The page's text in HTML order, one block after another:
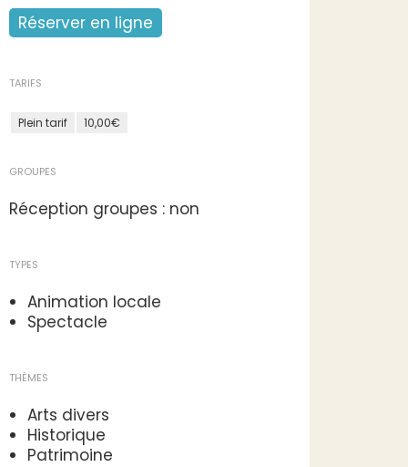
Réserver en ligne
TARIFS
Plein tarif 10,00€
GROUPES
Réception groupes : non
TYPES
Animation locale
Spectacle
THÈMES
Arts divers
Historique
Patrimoine